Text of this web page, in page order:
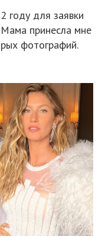
году для заявки
Мама принесла мне
фотографий.